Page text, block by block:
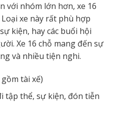
với nhóm lớn hơn, xe 16
xe này rất phù hợp
kiện, hay các buổi hội
Xe 16 chỗ mang đến sự
và nhiều tiện nghi.
tài xế)
tập thể, sự kiện, đón tiễn